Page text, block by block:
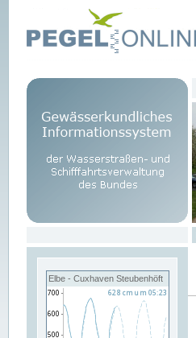
Elbe - Cuxhaven Steubenhöft